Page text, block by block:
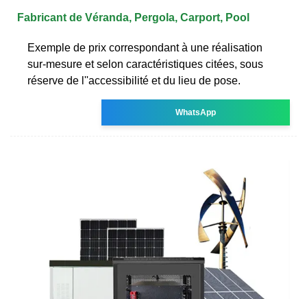
Fabricant de Véranda, Pergola, Carport, Pool
Exemple de prix correspondant à une réalisation
sur-mesure et selon caractéristiques citées, sous
réserve de l''accessibilité et du lieu de pose.
WhatsApp